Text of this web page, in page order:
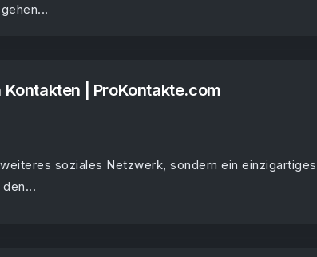
Kontakten | ProKontakte.com
soziales Netzwerk, sondern ein